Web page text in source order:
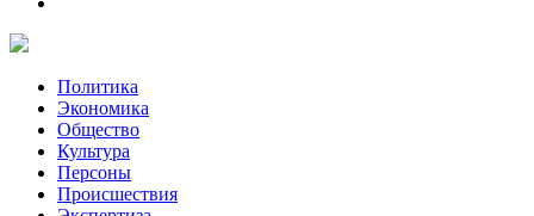
Политика
Экономика
Общество
Культура
Персоны
Происшествия